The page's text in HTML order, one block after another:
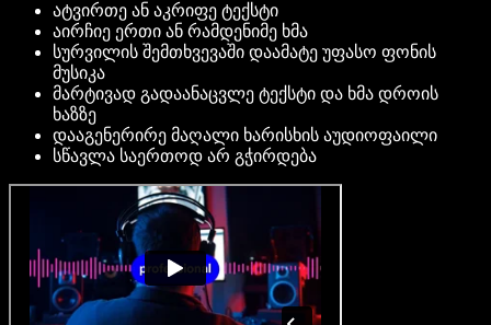
ატვირთე ან აკრიფე ტექსტი
აირჩიე ერთი ან რამდენიმე ხმა
სურვილის შემთხვევაში დაამატე უფასო ფონის
მუსიკა
მარტივად გადაანაცვლე ტექსტი და ხმა დროის
ხაზზე
დააგენერირე მაღალი ხარისხის აუდიოფაილი
სწავლა საერთოდ არ გჭირდება